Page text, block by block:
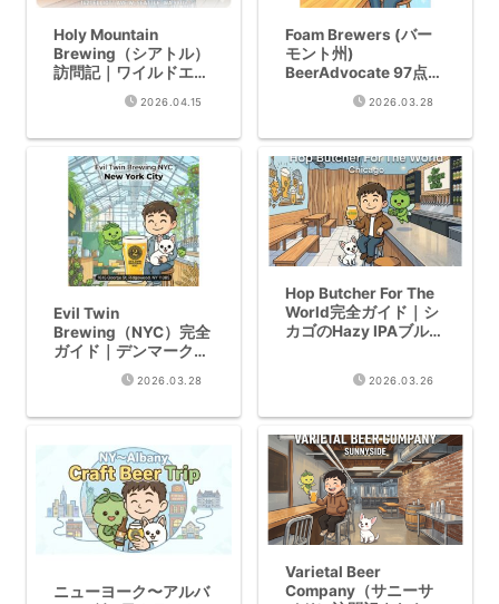
Holy Mountain
Brewing（シアトル）
訪問記｜ワイルドエー
ル＆バレルエイジドの
2026.04.15
Foam Brewers (バー
モント州)
BeerAdvocate 97点ト
ップ3ブルワリー｜ナ
ガノトレーディング経
2026.03.28
Evil Twin
Brewing（NYC）完全
ガイド｜デンマーク双
子の異端児が生んだ世
界トップ10ブルワリー
2026.03.28
Hop Butcher For The
World完全ガイド｜シ
カゴのHazy IPAブルワ
2026.03.26
ニューヨーク〜アルバ
Varietal Beer
Company（サニーサ